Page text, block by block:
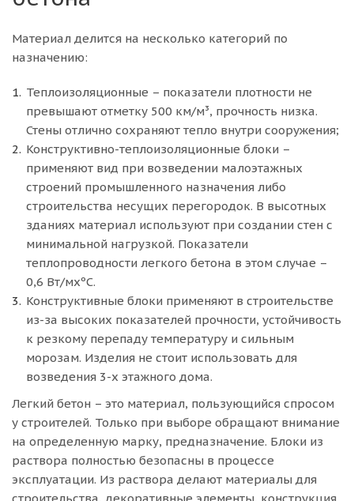
Материал делится на несколько категорий по
назначению:
Теплоизоляционные – показатели плотности не
превышают отметку 500 км/м³, прочность низка.
Стены отлично сохраняют тепло внутри сооружения;
Конструктивно-теплоизоляционные блоки –
применяют вид при возведении малоэтажных
строений промышленного назначения либо
строительства несущих перегородок. В высотных
зданиях материал используют при создании стен с
минимальной нагрузкой. Показатели
теплопроводности легкого бетона в этом случае –
0,6 Вт/мхºC.
Конструктивные блоки применяют в строительстве
из-за высоких показателей прочности, устойчивость
к резкому перепаду температуру и сильным
морозам. Изделия не стоит использовать для
возведения 3-х этажного дома.
Легкий бетон – это материал, пользующийся спросом
у строителей. Только при выборе обращают внимание
на определенную марку, предназначение. Блоки из
раствора полностью безопасны в процессе
эксплуатации. Из раствора делают материалы для
строительства, декоративные элементы, конструкция